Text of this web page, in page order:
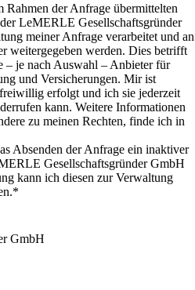
der Anfrage übermittelten
LeMERLE Gesellschaftsgründer
meiner Anfrage verarbeitet und an
weitergegeben werden. Dies betrifft
– je nach Auswahl – Anbieter für
und Versicherungen. Mir ist
erfolgt und ich sie jederzeit
kann. Weitere Informationen
zu meinen Rechten, finde ich in
Absenden der Anfrage ein inaktiver
Gesellschaftsgründer GmbH
kann ich diesen zur Verwaltung
GmbH